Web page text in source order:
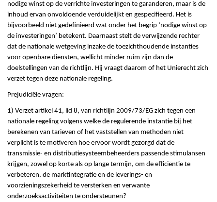
nodige winst op de verrichte investeringen te garanderen, maar is de
inhoud ervan onvoldoende verduidelijkt en gespecifieerd. Het is
bijvoorbeeld niet gedefinieerd wat onder het begrip ‘nodige winst op
de investeringen’ betekent. Daarnaast stelt de verwijzende rechter
dat de nationale wetgeving inzake de toezichthoudende instanties
voor openbare diensten, wellicht minder ruim zijn dan de
doelstellingen van de richtlijn. Hij vraagt daarom of het Unierecht zich
verzet tegen deze nationale regeling.
Prejudiciële vragen:
1) Verzet artikel 41, lid 8, van richtlijn 2009/73/EG zich tegen een
nationale regeling volgens welke de regulerende instantie bij het
berekenen van tarieven of het vaststellen van methoden niet
verplicht is te motiveren hoe ervoor wordt gezorgd dat de
transmissie- en distributiesysteembeheerders passende stimulansen
krijgen, zowel op korte als op lange termijn, om de efficiëntie te
verbeteren, de marktintegratie en de leverings- en
voorzieningszekerheid te versterken en verwante
onderzoeksactiviteiten te ondersteunen?